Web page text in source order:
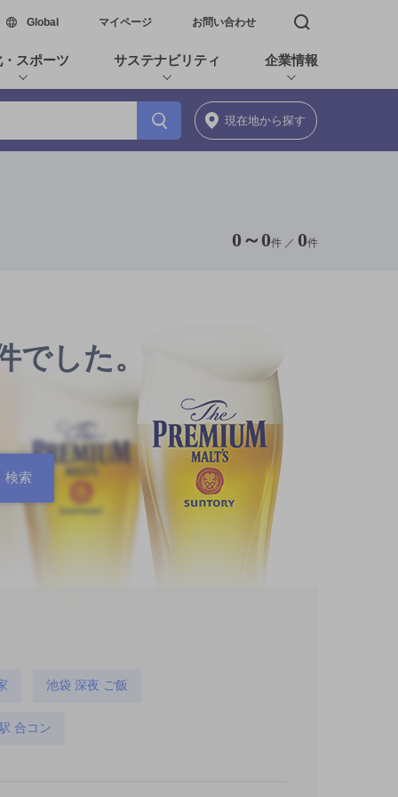
Global新しいウィンドウで開く
マイページ お問い合わせ 検索窓を開く
スポーツ サステナビリティ 企業情報
現在地から探す
0 ～ 0件 ／ 0件
でした。
池袋 深夜 ご飯
合コン